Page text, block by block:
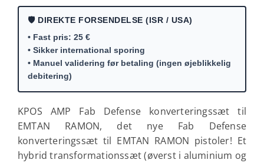
til
€
🛡️ DIREKTE FORSENDELSE (ISR / USA)
• Fast pris: 25 €
• Sikker international sporing
• Manuel validering før betaling (ingen øjeblikkelig
debitering)
KPOS AMP Fab Defense konverteringssæt til
EMTAN RAMON, det nye Fab Defense
konverteringssæt til EMTAN RAMON pistoler! Et
hybrid transformationssæt (øverst i aluminium og